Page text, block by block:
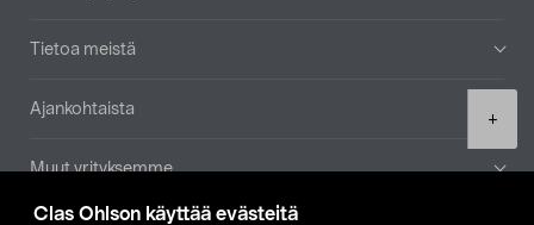
Clas Ohlson käyttää evästeitä
+
Tietoa meistä
Ajankohtaista
Muut yrityksemme